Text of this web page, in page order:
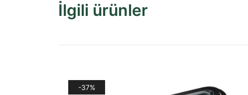
İlgili ürünler
-37%